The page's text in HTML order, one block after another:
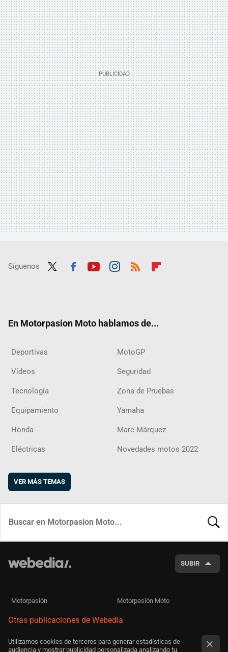
Síguenos
En Motorpasion Moto hablamos de...
Deportivas MotoGP
Vídeos Seguridad
Tecnología Zona de Pruebas
Equipamiento Yamaha
Honda Marc Márquez
Eléctricas Novedades motos 2022
VER MÁS TEMAS
SUBIR
Motorpasión Motorpasión Moto
Otras publicaciones de Webedia
Utilizamos cookies de terceros para generar estadísticas de
audiencia y mostrar publicidad personalizada analizando tu